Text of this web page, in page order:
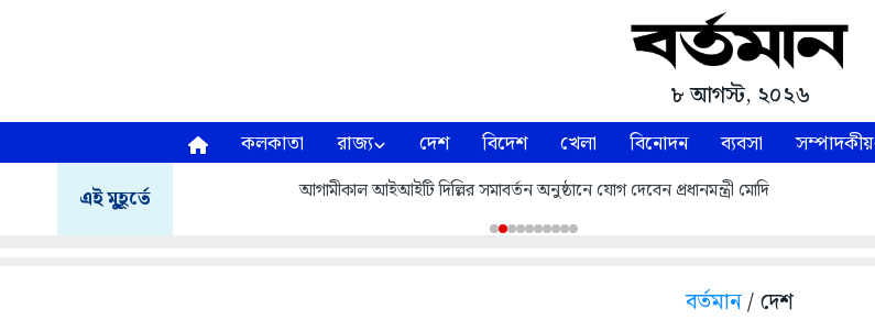
৮ আগস্ট, ২০২৬
কলকাতা রাজ্য দেশ বিদেশ খেলা বিনোদন ব্যবসা সম্পাদকীয়
এই মুহূর্তে আগামীকাল আইআইটি দিল্লির সমাবর্তন অনুষ্ঠানে যোগ দেবেন প্রধানমন্ত্রী মোদি
বর্তমান/ দেশ